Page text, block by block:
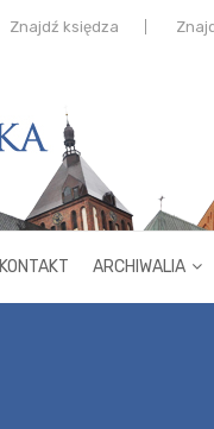
Znajdź księdza
KONTAKT ARCHIWALIA